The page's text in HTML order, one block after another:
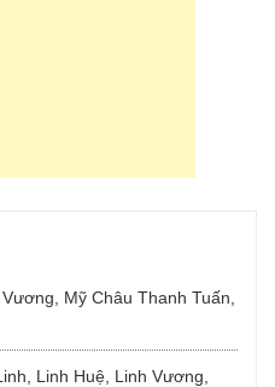
Mỹ Châu Thanh Tuấn,
Linh Huệ, Linh Vương,